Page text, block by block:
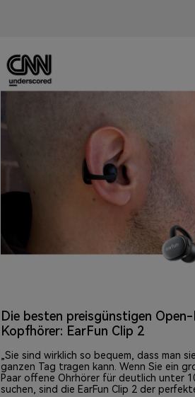
Die besten preisgünstigen
Kopfhörer: EarFun Clip 2
„Sie sind wirklich so bequem, dass man
ganzen Tag tragen kann. Wenn Sie ein
Paar offene Ohrhörer für deutlich unter
suchen, sind die EarFun Clip 2 der